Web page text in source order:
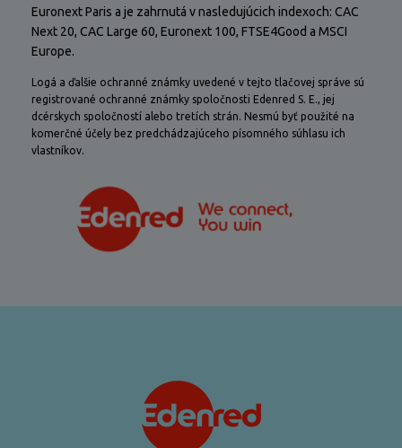
Euronext Paris a je zahrnutá v nasledujúcich indexoch: CAC
Next 20, CAC Large 60, Euronext 100, FTSE4Good a MSCI
Europe.
Logá a ďalšie ochranné známky uvedené v tejto tlačovej správe sú
registrované ochranné známky spoločnosti Edenred S. E., jej
dcérskych spoločností alebo tretích strán. Nesmú byť použité na
komerčné účely bez predchádzajúceho písomného súhlasu ich
vlastníkov.